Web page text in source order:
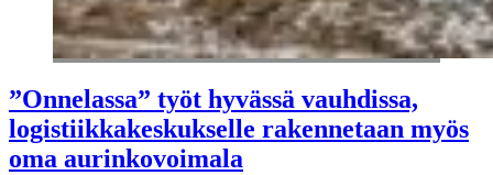
”Onnelassa” työt hyvässä vauhdissa,
logistiikkakeskukselle rakennetaan myös
oma aurinkovoimala